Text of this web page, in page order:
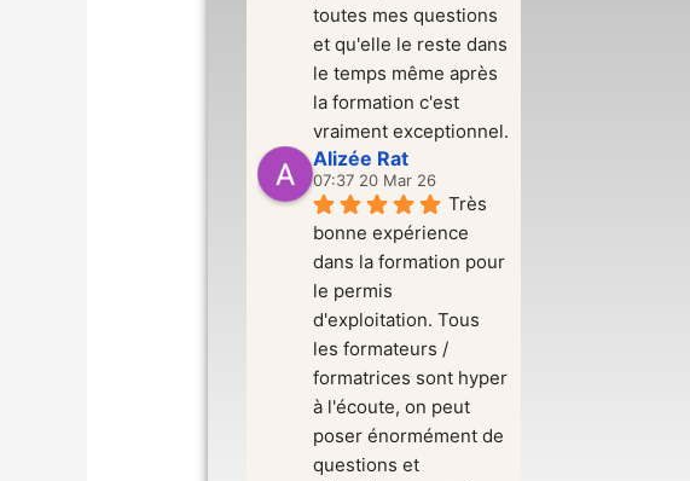
toutes mes questions
et qu'elle le reste dans
le temps même après
la formation c'est
vraiment exceptionnel.
Alizée Rat
07:37 20 Mar 26
Très
bonne expérience
dans la formation pour
le permis
d'exploitation. Tous
les formateurs /
formatrices sont hyper
à l'écoute, on peut
poser énormément de
questions et